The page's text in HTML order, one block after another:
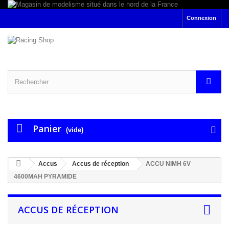
Connexion
Panier (vide)
Accus Accus de réception
ACCU NIMH 6V
4600MAH PYRAMIDE
ACCUS DE RÉCEPTION